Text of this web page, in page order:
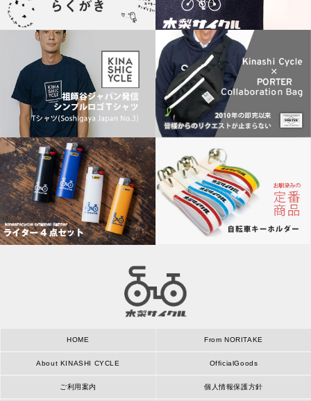
HOME From NORITAKE
About KINASHI CYCLE OfficialGoods
ご利用案内 個人情報保護方針